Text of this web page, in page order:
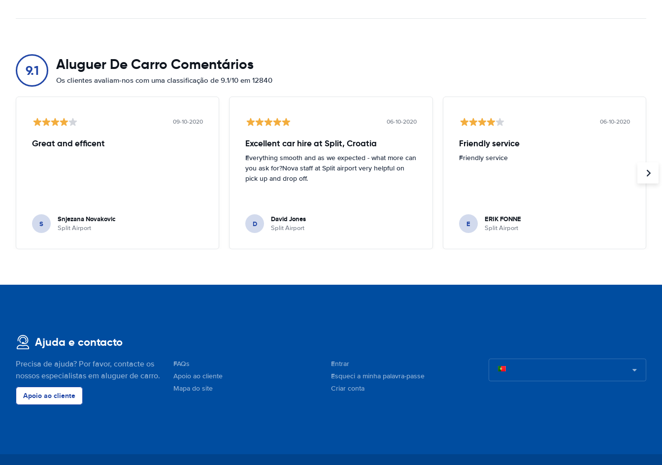
9.1 Aluguer De Carro Comentários
Os clientes avaliam-nos com uma classificação de 9.1/10 em 12840
09-10-2020
Great and efficent
S Snjezana Novakovic
Split Airport
06-10-2020
Excellent car hire at Split, Croatia
Everything smooth and as we expected - what more can
you ask for?Nova staff at Split airport very helpful on
pick up and drop off.
D David Jones
Split Airport
06-10-2020
Friendly service
Friendly service
E ERIK FONNE
Split Airport
Ajuda e contacto
Precisa de ajuda? Por favor, contacte os
nossos especialistas em aluguer de carro.
Apoio ao cliente
FAQs
Apoio ao cliente
Mapa do site
Entrar
Esqueci a minha palavra-passe
Criar conta